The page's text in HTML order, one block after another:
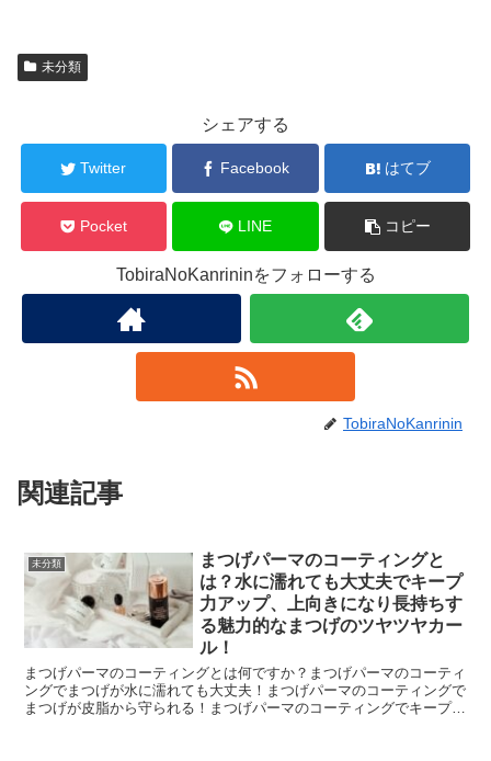
未分類
シェアする
Twitter Facebook はてブ
Pocket LINE コピー
TobiraNoKanrininをフォローする
TobiraNoKanrinin
関連記事
未分類
まつげパーマのコーティングと
は？水に濡れても大丈夫でキープ
力アップ、上向きになり長持ちす
る魅力的なまつげのツヤツヤカー
ル！
まつげパーマのコーティングとは何ですか？まつげパーマのコーティ
ングでまつげが水に濡れても大丈夫！まつげパーマのコーティングで
まつげが皮脂から守られる！まつげパーマのコーティングでキープ力